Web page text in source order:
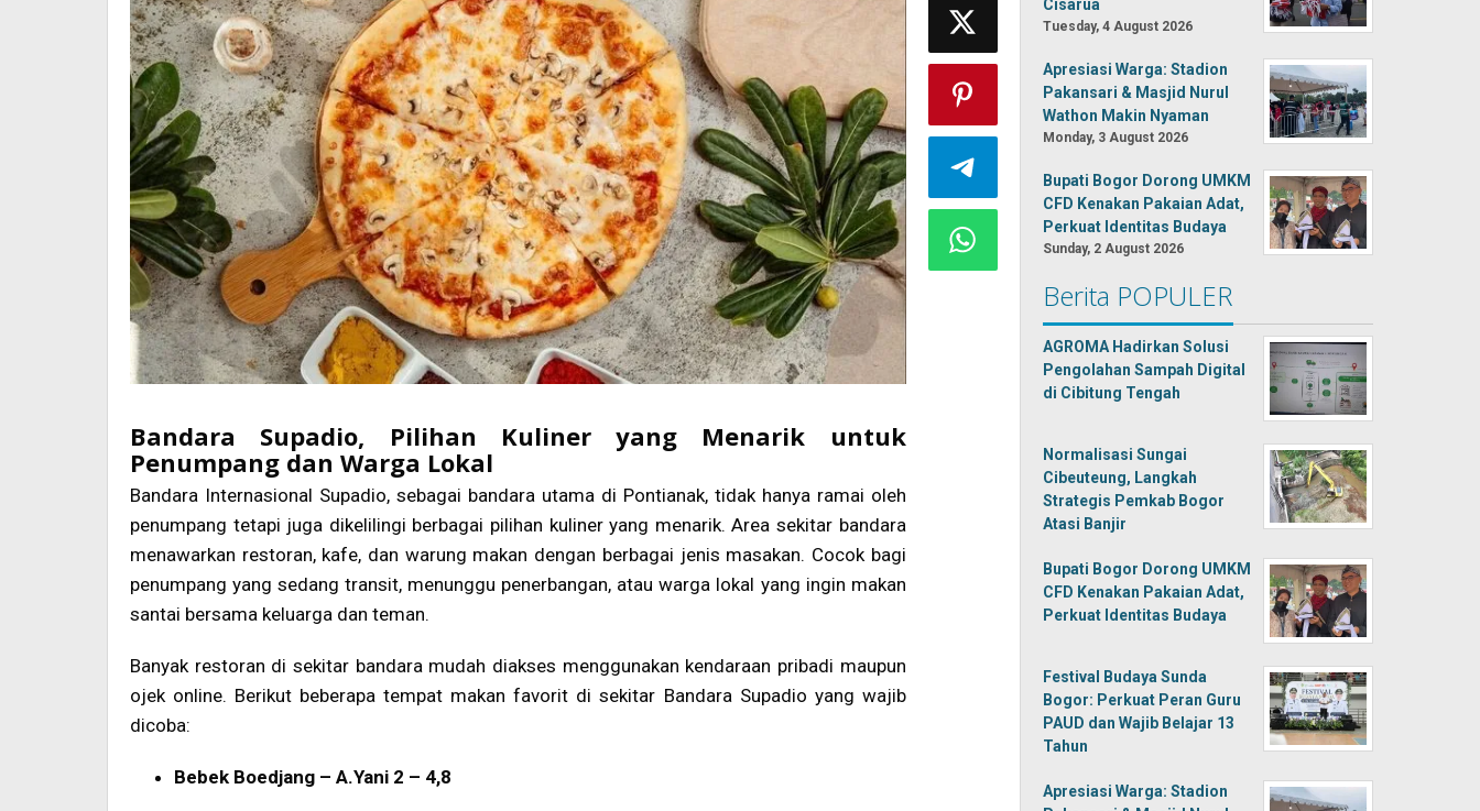
Bandara Supadio, Pilihan Kuliner yang Menarik untuk
Penumpang dan Warga Lokal
Bandara Internasional Supadio, sebagai bandara utama di Pontianak, tidak hanya ramai oleh
penumpang tetapi juga dikelilingi berbagai pilihan kuliner yang menarik. Area sekitar bandara
menawarkan restoran, kafe, dan warung makan dengan berbagai jenis masakan. Cocok bagi
penumpang yang sedang transit, menunggu penerbangan, atau warga lokal yang ingin makan
santai bersama keluarga dan teman.
Banyak restoran di sekitar bandara mudah diakses menggunakan kendaraan pribadi maupun
ojek online. Berikut beberapa tempat makan favorit di sekitar Bandara Supadio yang wajib
dicoba:
Bebek Boedjang – A.Yani 2 – 4,8
Cisarua
Tuesday, 4 August 2026
Apresiasi Warga: Stadion
Pakansari & Masjid Nurul
Wathon Makin Nyaman
Monday, 3 August 2026
Bupati Bogor Dorong UMKM
CFD Kenakan Pakaian Adat,
Perkuat Identitas Budaya
Sunday, 2 August 2026
Berita POPULER
AGROMA Hadirkan Solusi
Pengolahan Sampah Digital
di Cibitung Tengah
Normalisasi Sungai
Cibeuteung, Langkah
Strategis Pemkab Bogor
Atasi Banjir
Bupati Bogor Dorong UMKM
CFD Kenakan Pakaian Adat,
Perkuat Identitas Budaya
Festival Budaya Sunda
Bogor: Perkuat Peran Guru
PAUD dan Wajib Belajar 13
Tahun
Apresiasi Warga: Stadion